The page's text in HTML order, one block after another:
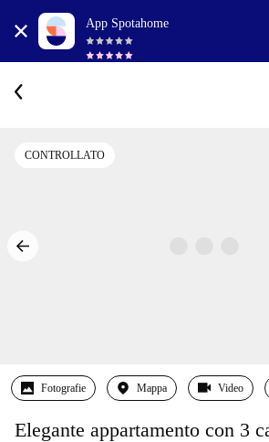
App Spotahome
CONTROLLATO
Fotografie Mappa Video
Elegante appartamento con 3